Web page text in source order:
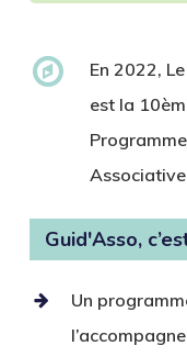
En 2022,
est la
Associative
Guid'Asso,
Un